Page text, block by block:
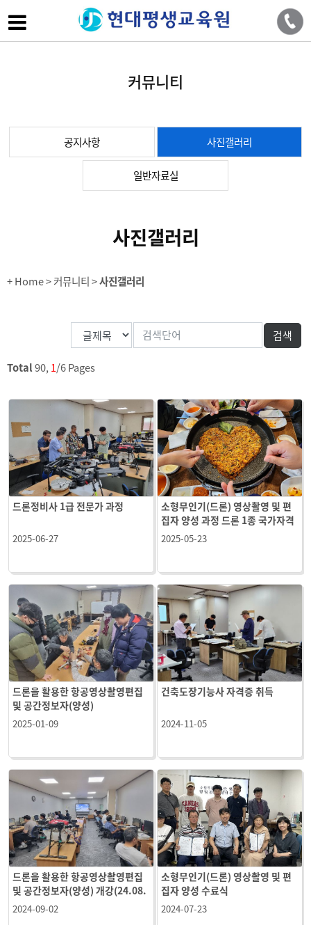
커뮤니티
공지사항 사진갤러리
일반자료실
사진갤러리
+ Home> 커뮤니티 >사진갤러리
Total90,1/6 Pages
드론정비사 1급 전문가 과정
2025-06-27
소형무인기(드론) 영상촬영 및 편
집자 양성 과정 드론 1종 국가자격
시험 뒷풀이
2025-05-23
드론을 활용한 항공영상촬영편집
및 공간정보자(양성)
2025-01-09
건축도장기능사 자격증 취득
2024-11-05
드론을 활용한 항공영상촬영편집
및 공간정보자(양성) 개강(24.08.
23.)
2024-09-02
소형무인기(드론) 영상촬영 및 편
집자 양성 수료식
2024-07-23